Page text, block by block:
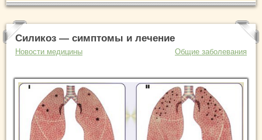
Силикоз — симптомы и лечение
Новости медицины Общие заболевания